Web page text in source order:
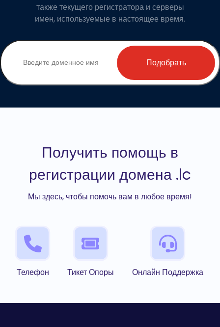
также текущего регистратора и серверы
имен, используемые в настоящее время.
Подобрать
Получить помощь в
регистрации домена .lc
Мы здесь, чтобы помочь вам в любое время!
Телефон Тикет Опоры Онлайн Поддержка